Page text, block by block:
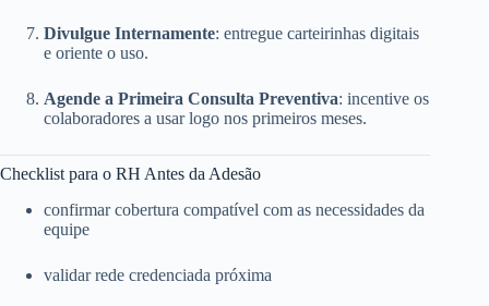
Divulgue Internamente: entregue carteirinhas digitais
e oriente o uso.
Agende a Primeira Consulta Preventiva: incentive os
colaboradores a usar logo nos primeiros meses.
Checklist para o RH Antes da Adesão
confirmar cobertura compatível com as necessidades da
equipe
validar rede credenciada próxima